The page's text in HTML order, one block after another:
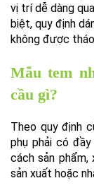
vị trí dễ dàng
biệt, quy định
không được
Mẫu tem
cầu gì?
Theo quy định
phụ phải có
cách sản phẩm,
sản xuất hoặc